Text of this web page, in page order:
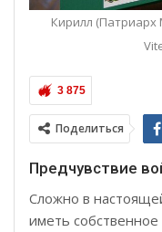
Кирилл (Патриарх
3 875
Поделиться
Предчувствие
Сложно в
иметь